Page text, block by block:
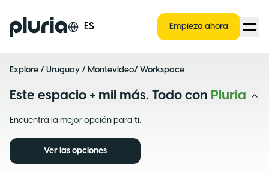
Logo Pluria ES Empieza ahora
Explore / Uruguay / Montevideo/ Workspace
Este espacio + mil más. Todo con Pluria
Encuentra la mejor opción para ti.
Ver las opciones